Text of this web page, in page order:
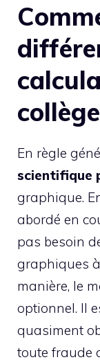
En règle
scientifique
graphique.
abordé en
pas besoin
graphiques
manière, le
optionnel. Il
quasiment
toute fraude